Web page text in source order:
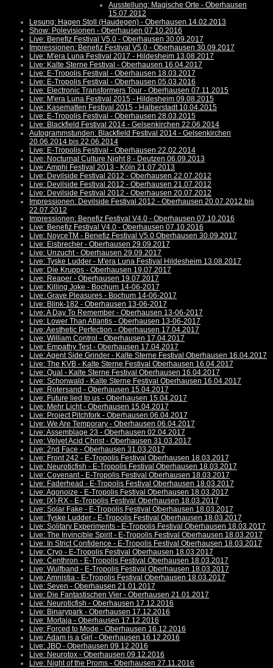
Ausstellung: Magische Orte - Oberhausen
15.07.2012
Lesung: Hagen Stoll (Haudegen) - Oberhausen 14.02.2013
Show: Polevisionen - Oberhausen 07.10.2016
Live: Benefiz Festival V5.0 - Oberhausen 30.09.2017
Impressionen: Benefiz Festival V5.0 - Oberhausen 30.09.2017
Live: M'era Luna Festival 2017 - Hildesheim 13.08.2017
Live: Kalte Sterne Festival - Oberhausen 16.04.2017
Live: E-Tropolis Festival - Oberhausen 18.03.2017
Live: E-Tropolis Festival - Oberhausen 05.03.2016
Live: Electronic Transformers Tour - Oberhausen 07.11.2015
Live: M'era Luna Festival 2015 - Hildesheim 09.08.2015
Live: Kasematten Festival 2015 - Halberstadt 10.04.2015
Live: E-Tropolis Festival - Oberhausen 28.03.2015
Live: Blackfield Festival 2014 - Gelsenkirchen 22.06.2014
Autogrammstunden: Blackfield Festival 2014 - Gelsenkirchen
20.06.2014 bis 22.06.2014
Live: E-Tropolis Festival - Oberhausen 22.02.2014
Live: Nocturnal Culture Night 8 - Deutzen 06.09.2013
Live: Amphi Festival 2013 - Köln 21.07.2013
Live: Devilside Festival 2012 - Oberhausen 22.07.2012
Live: Devilside Festival 2012 - Oberhausen 21.07.2012
Live: Devilside Festival 2012 - Oberhausen 20.07.2012
Impressionen: Devilside Festival 2012 - Oberhausen 20.07.2012 bis
22.07.2012
Impressionen: Benefiz Festival V4.0 - Oberhausen 07.10.2016
Live: Benefiz Festival V4.0 - Oberhausen 07.10.2016
Live: NoyceTM - Benefiz Festival V5.0 Oberhausen 30.09.2017
Live: Eisbrecher - Oberhausen 29.09.2017
Live: Unzucht - Oberhausen 29.09.2017
Live: Tyske Ludder - M'era Luna Festival Hildesheim 13.08.2017
Live: Die Krupps - Oberhausen 19.07.2017
Live: Reaper - Oberhausen 19.07.2017
Live: Killing Joke - Bochum 14-06-2017
Live: Grave Pleasures - Bochum 14-06-2017
Live: Blink-182 - Oberhausen 13-06-2017
Live: A Day To Remember - Oberhausen 13-06-2017
Live: Lower Than Atlantis - Oberhausen 13-06-2017
Live: Aesthetic Perfection - Oberhausen 17.04.2017
Live: William Control - Oberhausen 17.04.2017
Live: Empathy Test - Oberhausen 17.04.2017
Live: Agent Side Grinder - Kalte Sterne Festival Oberhausen 16.04.2017
Live: The KVB - Kalte Sterne Festival Oberhausen 16.04.2017
Live: Qual - Kalte Sterne Festival Oberhausen 16.04.2017
Live: Schonwald - Kalte Sterne Festival Oberhausen 16.04.2017
Live: Rotersand - Oberhausen 15.04.2017
Live: Future lied to us - Oberhausen 15.04.2017
Live: Mehr Licht - Oberhausen 15.04.2017
Live: Project Pitchfork - Oberhausen 06.04.2017
Live: We Are Temporary - Oberhausen 06.04.2017
Live: Assemblage 23 - Oberhausen 02.04.2017
Live: Velvet Acid Christ - Oberhausen 31.03.2017
Live: 2nd Face - Oberhausen 31.03.2017
Live: Front 242 - E-Tropolis Festival Oberhausen 18.03.2017
Live: Neuroticfish - E-Tropolis Festival Oberhausen 18.03.2017
Live: Covenant - E-Tropolis Festival Oberhausen 18.03.2017
Live: Faderhead - E-Tropolis Festival Oberhausen 18.03.2017
Live: Agonoize - E-Tropolis Festival Oberhausen 18.03.2017
Live: [X]-RX - E-Tropolis Festival Oberhausen 18.03.2017
Live: Solar Fake - E-Tropolis Festival Oberhausen 18.03.2017
Live: Tyske Ludder - E-Tropolis Festival Oberhausen 18.03.2017
Live: Solitary Experiments - E-Tropolis Festival Oberhausen 18.03.2017
Live: The Invincible Spirit - E-Tropolis Festival Oberhausen 18.03.2017
Live: In Strict Confidence - E-Tropolis Festival Oberhausen 18.03.2017
Live: Cryo - E-Tropolis Festival Oberhausen 18.03.2017
Live: Centhron - E-Tropolis Festival Oberhausen 18.03.2017
Live: Wulfband - E-Tropolis Festival Oberhausen 18.03.2017
Live: Amnistia - E-Tropolis Festival Oberhausen 18.03.2017
Live: Seven - Oberhausen 21.01.2017
Live: Die Fantastischen Vier - Oberhausen 21.01.2017
Live: Neuroticfish - Oberhausen 17.12.2016
Live: Binarypark - Oberhausen 17.12.2016
Live: Mortaja - Oberhausen 17.12.2016
Live: Forced to Mode - Oberhausen 16.12.2016
Live: Adam is a Girl - Oberhausen 16.12.2016
Live: JBO - Oberhausen 09.12.2016
Live: Neurotox - Oberhausen 09.12.2016
Live: Night of the Proms - Oberhausen 27.11.2016